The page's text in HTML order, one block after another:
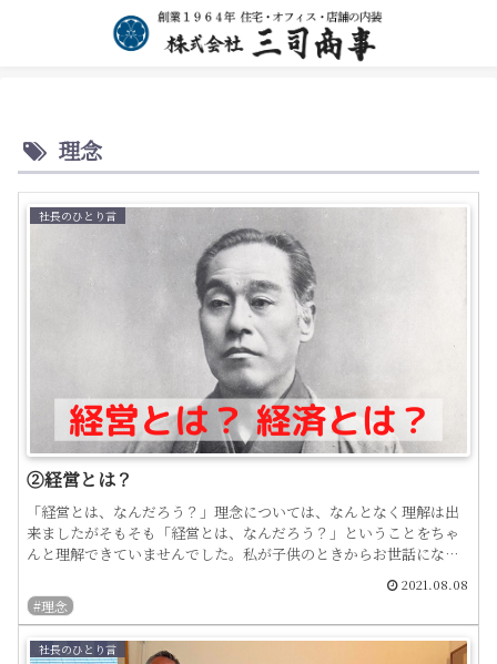
理念
社長のひとり言
②経営とは？
「経営とは、なんだろう？」理念については、なんとなく理解は出
来ましたがそもそも「経営とは、なんだろう？」ということをちゃ
んと理解できていませんでした。私が子供のときからお世話になっ
ている顧問会計士に聞いてみました。「経営とはマネジメントだよ...
2021.08.08
#理念
社長のひとり言